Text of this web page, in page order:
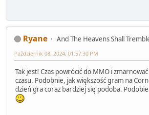
Ryane And The Heavens Shall
Październik 08, 2024, 01:57:30 PM
Tak jest! Czas powrócić do MMO i
czasu. Podobnie, jak większość gram na
dzień gra coraz bardziej się podoba.